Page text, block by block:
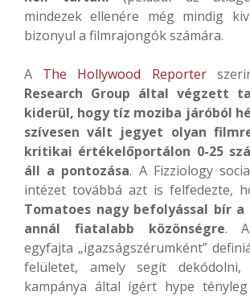
mindezek ellenére még mindig
bizonyul a filmrajongók számára.
A The Hollywood Reporter
Research Group által végzett
kiderül, hogy tíz moziba járóból
szívesen vált jegyet olyan
kritikai értékelőportálon 0-25
áll a pontozása. A Fizziology
intézet továbbá azt is felfedezte,
Tomatoes nagy befolyással bír a
annál fiatalabb közönségre. A
egyfajta „igazságszérumként”
felületet, amely segít
kampánya által ígért hype